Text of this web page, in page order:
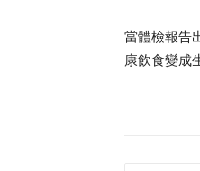
當體檢報告
康飲食變成